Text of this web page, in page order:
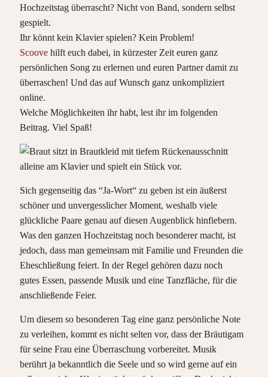
Hochzeitstag überrascht? Nicht von Band, sondern selbst
gespielt.
Ihr könnt kein Klavier spielen? Kein Problem!
Scoove hilft euch dabei, in kürzester Zeit euren ganz
persönlichen Song zu erlernen und euren Partner damit zu
überraschen! Und das auf Wunsch ganz unkompliziert
online.
Welche Möglichkeiten ihr habt, lest ihr im folgenden
Beitrag. Viel Spaß!
Sich gegenseitig das “Ja-Wort“ zu geben ist ein äußerst
schöner und unvergesslicher Moment, weshalb viele
glückliche Paare genau auf diesen Augenblick hinfiebern.
Was den ganzen Hochzeitstag noch besonderer macht, ist
jedoch, dass man gemeinsam mit Familie und Freunden die
Eheschließung feiert. In der Regel gehören dazu noch
gutes Essen, passende Musik und eine Tanzfläche, für die
anschließende Feier.
Um diesem so besonderen Tag eine ganz persönliche Note
zu verleihen, kommt es nicht selten vor, dass der Bräutigam
für seine Frau eine Überraschung vorbereitet. Musik
berührt ja bekanntlich die Seele und so wird gerne auf ein